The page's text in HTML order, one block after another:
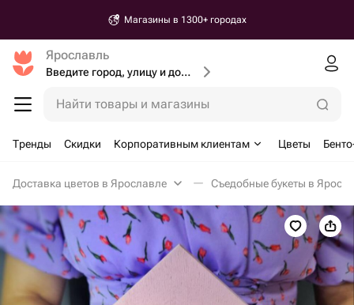
Магазины в 1300+ городах
Ярославль
Введите город, улицу и дом доставки
Найти товары и магазины
Тренды Скидки Корпоративным клиентам Цветы
Доставка цветов в Ярославле Съедобные букеты в